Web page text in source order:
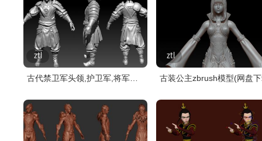
ztl
古代禁卫军头领,护卫军,将军
ztl
古装公主zbrush模型(网盘